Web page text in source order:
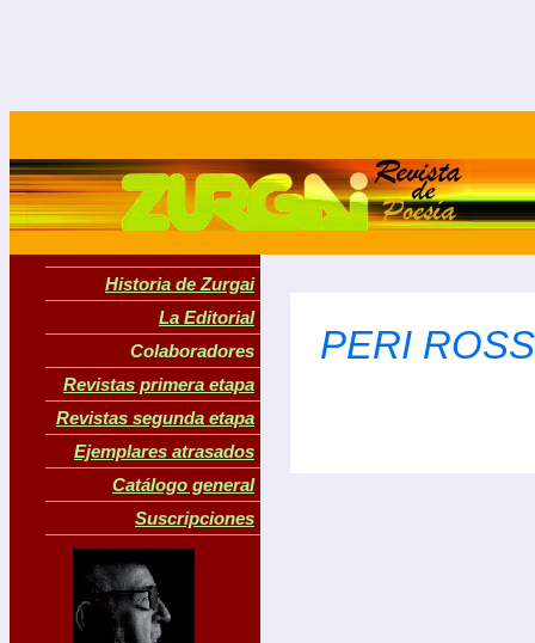
Historia de Zurgai
La Editorial
Colaboradores
Revistas primera etapa
Revistas segunda etapa
Ejemplares atrasados
Catálogo general
Suscripciones
PERI